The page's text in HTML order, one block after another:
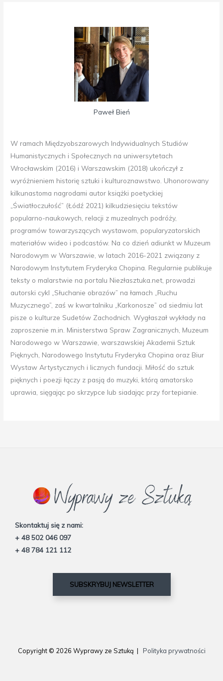
Paweł Bień
W ramach Międzyobszarowych Indywidualnych Studiów
Humanistycznych i Społecznych na uniwersytetach
Wrocławskim (2016) i Warszawskim (2018) ukończył z
wyróżnieniem historię sztuki i kulturoznawstwo. Uhonorowany
kilkunastoma nagrodami autor książki poetyckiej
„Światłoczułość” (Łódź 2021) kilkudziesięciu tekstów
popularno-naukowych, relacji z muzealnych podróży,
programów towarzyszących wystawom, popularyzatorskich
materiałów wideo i podcastów. Na co dzień adiunkt w Muzeum
Narodowym w Warszawie, w latach 2016-2021 związany z
Narodowym Instytutem Fryderyka Chopina. Regularnie publikuje
teksty o malarstwie na portalu Niezłasztuka.net, prowadzi
autorski cykl „Słuchanie obrazów” na łamach „Ruchu
Muzycznego”, zaś w kwartalniku „Karkonosze” od siedmiu lat
pisze o kulturze Sudetów Zachodnich. Wygłaszał wykłady na
zaproszenie m.in. Ministerstwa Spraw Zagranicznych, Muzeum
Narodowego w Warszawie, warszawskiej Akademii Sztuk
Pięknych, Narodowego Instytutu Fryderyka Chopina oraz Biur
Wystaw Artystycznych i licznych fundacji. Miłość do sztuk
pięknych i poezji łączy z pasją do muzyki, którą amatorsko
uprawia, sięgając po skrzypce lub siadając przy fortepianie.
Skontaktuj się z nami:
+ 48 502 046 097
+ 48 784 121 112
SUBSKRYBUJ NEWSLETTER
Copyright © 2026 Wyprawy ze Sztuką | Polityka prywatności